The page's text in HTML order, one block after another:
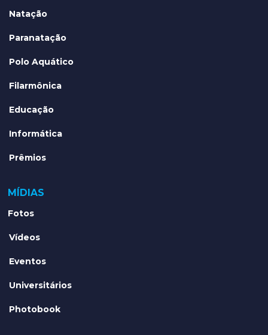
Natação
Paranatação
Polo Aquático
Filarmônica
Educação
Informática
Prêmios
MÍDIAS
Fotos
Vídeos
Eventos
Universitários
Photobook